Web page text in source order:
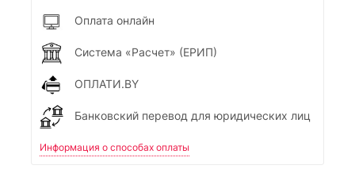
Оплата онлайн
Система «Расчет» (ЕРИП)
ОПЛАТИ.BY
Банковский перевод для юридических лиц
Информация о способах оплаты